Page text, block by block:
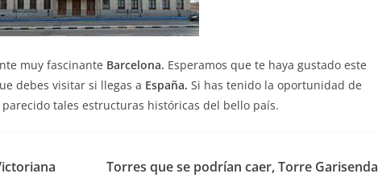
muy fascinante Barcelona. Esperamos que te haya gustado este
debes visitar si llegas a España. Si has tenido la oportunidad de
tales estructuras históricas del bello país.
Torres que se podrían caer, Torre Garisenda